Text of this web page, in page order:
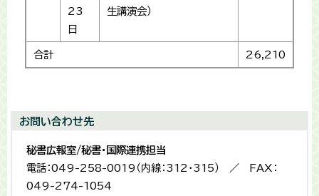
23
日
生講演会）
合計 26,210
お問い合わせ先
秘書広報室/秘書・国際連携担当
電話：049-258-0019（内線：312・315） ／ FAX：
049-274-1054